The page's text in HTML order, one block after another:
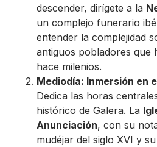
descender, dirígete a la
un complejo funerario
entender la complejidad
antiguos pobladores que
hace milenios.
Mediodía: Inmersión en
Dedica las horas
histórico de Galera. La
Anunciación, con su
mudéjar del siglo XVI y